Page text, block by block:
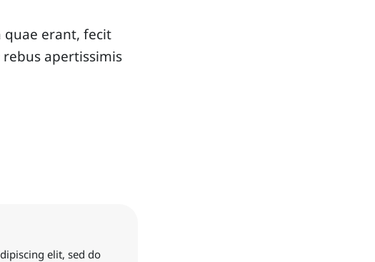
quae erant, fecit
apertissimis
elit, sed do